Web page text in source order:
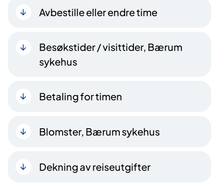
Avbestille eller endre time
Besøkstider / visittider, Bærum
sykehus
Betaling for timen
Blomster, Bærum sykehus
Dekning av reiseutgifter